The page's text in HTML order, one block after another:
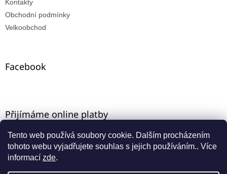
Tento web používá soubory cookie. Dalším procházením
tohoto webu vyjadřujete souhlas s jejich používáním.. Více
informací zde.
Kontakty
Obchodní podmínky
Velkoobchod
Facebook
Přijímáme online platby